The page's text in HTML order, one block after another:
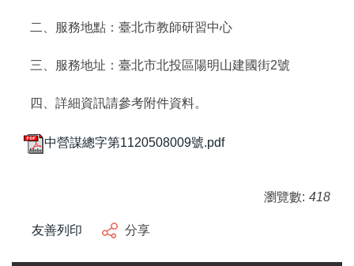
二、服務地點：臺北市教師研習中心
三、服務地址：臺北市北投區陽明山建國街2號
四、詳細資訊請參考附件資料。
中營謀總字第1120508009號.pdf
瀏覽數: 418
友善列印 分享